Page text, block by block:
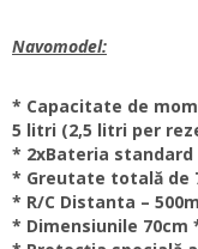
Navomodel:
* Capacitate de
5 litri (2,5 litri per
* 2xBateria standard
* Greutate totală de
* R/C Distanta – 500m
* Dimensiunile 70cm